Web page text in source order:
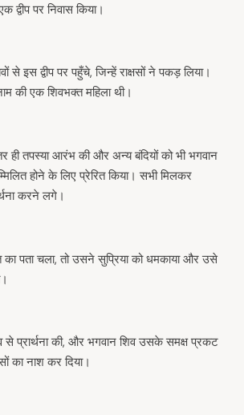
द्वीप पर निवास किया।
से इस द्वीप पर पहुँचे, जिन्हें राक्षसों ने पकड़ लिया।
की एक शिवभक्त महिला थी।
ही तपस्या आरंभ की और अन्य बंदियों को भी भगवान
होने के लिए प्रेरित किया। सभी मिलकर
करने लगे।
पता चला, तो उसने सुप्रिया को धमकाया और उसे
से प्रार्थना की, और भगवान शिव उसके समक्ष प्रकट
का नाश कर दिया।